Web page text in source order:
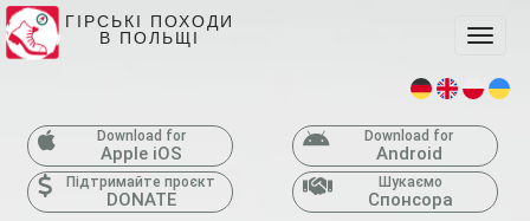
ГІРСЬКІ ПОХОДИ
В ПОЛЬЩІ
Download for
Apple iOS
Download for
Android
Підтримайте проєкт
DONATE
Шукаємо
Спонсора